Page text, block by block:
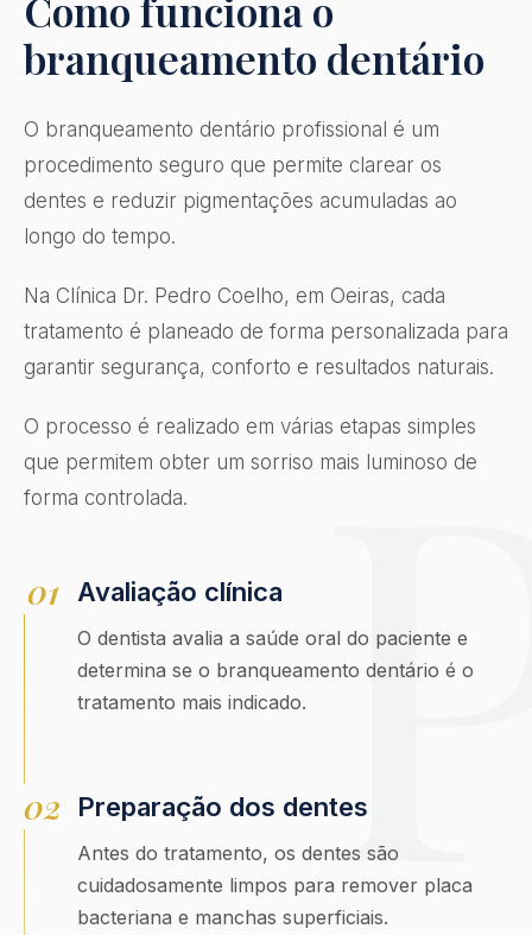
Como funciona o
branqueamento dentário
O branqueamento dentário profissional é um
procedimento seguro que permite clarear os
dentes e reduzir pigmentações acumuladas ao
longo do tempo.
Na Clínica Dr. Pedro Coelho, em Oeiras, cada
tratamento é planeado de forma personalizada para
garantir segurança, conforto e resultados naturais.
O processo é realizado em várias etapas simples
que permitem obter um sorriso mais luminoso de
forma controlada.
01 Avaliação clínica
O dentista avalia a saúde oral do paciente e
determina se o branqueamento dentário é o
tratamento mais indicado.
02 Preparação dos dentes
Antes do tratamento, os dentes são
cuidadosamente limpos para remover placa
bacteriana e manchas superficiais.